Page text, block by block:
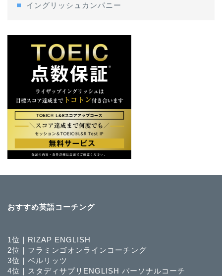
イングリッシュカンパニー
おすすめ英語コーチング
1位｜RIZAP ENGLISH
2位｜フラミンゴオンラインコーチング
3位｜ベルリッツ
4位｜スタディサプリENGLISH パーソナルコーチ